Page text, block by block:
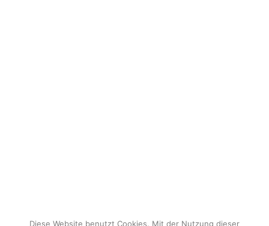
Diese Website benutzt Cookies. Mit der Nutzung dieser